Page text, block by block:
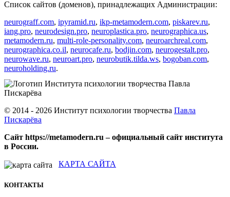
Список сайтов (доменов), принадлежащих Администрации:
neurograff.com, ipyramid.ru, ikp-metamodern.com, piskarev.ru,
iang.pro, neurodesign.pro, neuroplastica.pro, neurographica.us,
metamodern.ru, multi-role-personality.com, neuroarchreal.com,
neurographica.co.il, neurocafe.ru, bodjin.com, neurogestalt.pro,
neurowave.ru, neuroart.pro, neurobutik.tilda.ws, bogoban.com,
neuroholding.ru.
© 2014 - 2026 Институт психологии творчества Павла
Пискарёва
Сайт https://metamodern.ru – официальный сайт института
в России.
КАРТА САЙТА
КОНТАКТЫ